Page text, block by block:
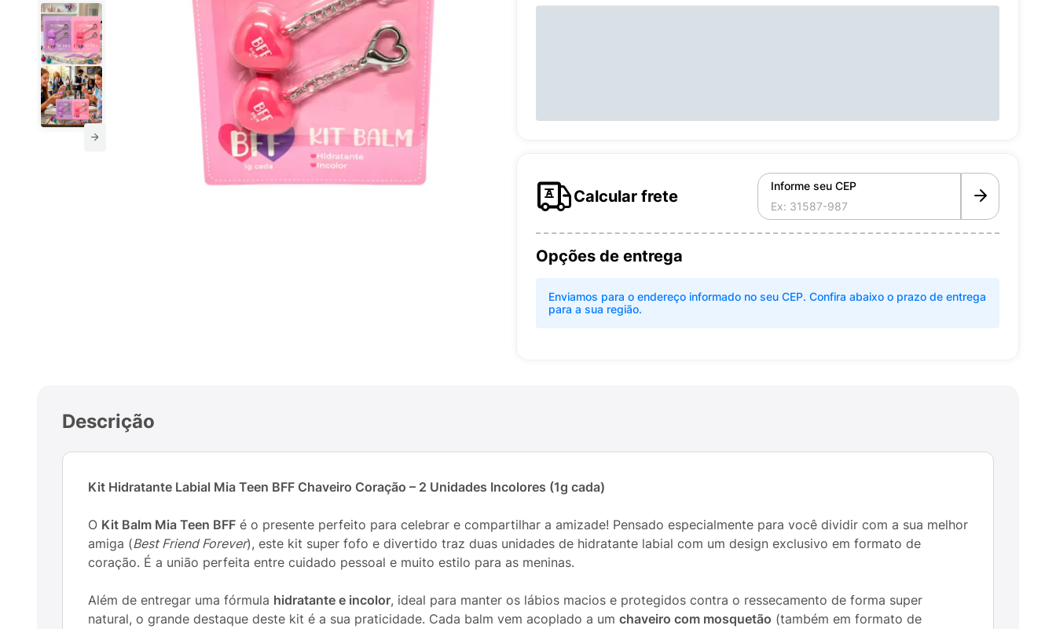
Calcular frete
Informe seu CEP
Opções de entrega
Enviamos para o endereço informado no seu CEP. Confira abaixo o prazo de entrega
para a sua região.
Descrição
Kit Hidratante Labial Mia Teen BFF Chaveiro Coração – 2 Unidades Incolores (1g cada)
O Kit Balm Mia Teen BFF é o presente perfeito para celebrar e compartilhar a amizade! Pensado especialmente para você dividir com a sua melhor
amiga (Best Friend Forever), este kit super fofo e divertido traz duas unidades de hidratante labial com um design exclusivo em formato de
coração. É a união perfeita entre cuidado pessoal e muito estilo para as meninas.
Além de entregar uma fórmula hidratante e incolor, ideal para manter os lábios macios e protegidos contra o ressecamento de forma super
natural, o grande destaque deste kit é a sua praticidade. Cada balm vem acoplado a um chaveiro com mosquetão (também em formato de